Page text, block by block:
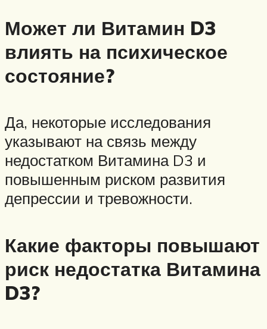
Может ли Витамин D3
влиять на психическое
состояние?
Да, некоторые исследования
указывают на связь между
недостатком Витамина D3 и
повышенным риском развития
депрессии и тревожности.
Какие факторы повышают
риск недостатка Витамина
D3?